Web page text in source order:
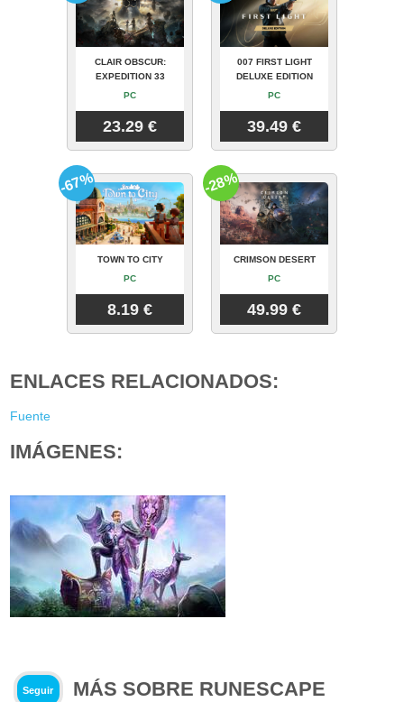
CLAIR OBSCUR:
EXPEDITION 33
PC
23.29 €
007 FIRST LIGHT
DELUXE EDITION
PC
39.49 €
TOWN TO CITY
PC
8.19 €
-67%
CRIMSON DESERT
PC
49.99 €
-28%
ENLACES RELACIONADOS:
Fuente
IMÁGENES:
Seguir MÁS SOBRE RUNESCAPE